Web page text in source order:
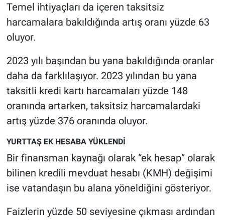
Temel ihtiyaçları da içeren taksitsiz
harcamalara bakıldığında artış oranı yüzde 63
oluyor.
2023 yılı başından bu yana bakıldığında oranlar
daha da farklılaşıyor. 2023 yılından bu yana
taksitli kredi kartı harcamaları yüzde 148
oranında artarken, taksitsiz harcamalardaki
artış yüzde 376 oranında oluyor.
YURTTAŞ EK HESABA YÜKLENDİ
Bir finansman kaynağı olarak “ek hesap” olarak
bilinen kredili mevduat hesabı (KMH) değişimi
ise vatandaşın bu alana yöneldiğini gösteriyor.
Faizlerin yüzde 50 seviyesine çıkması ardından